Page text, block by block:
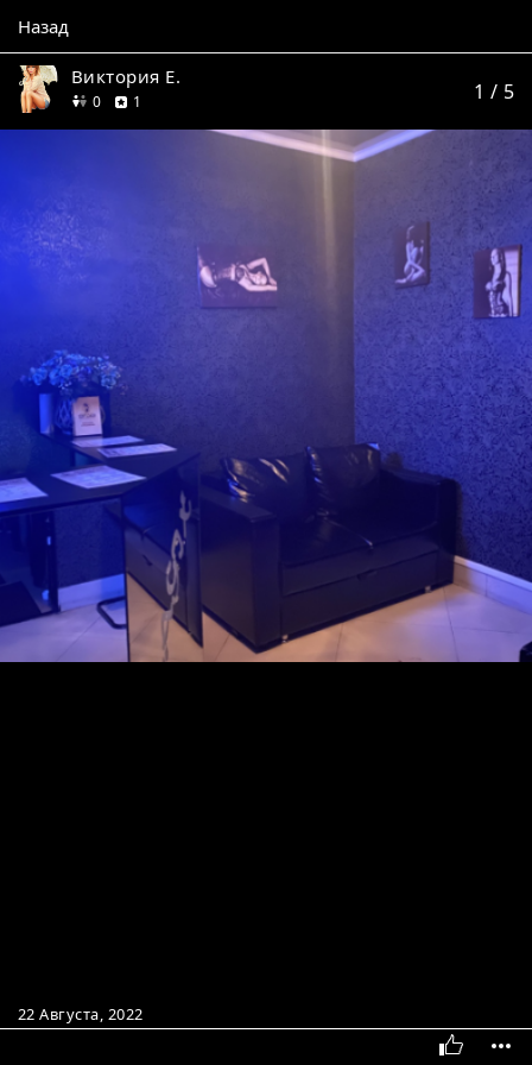
Назад
Виктория Е.
0друзей
1 1 / 5
22 Августа, 2022